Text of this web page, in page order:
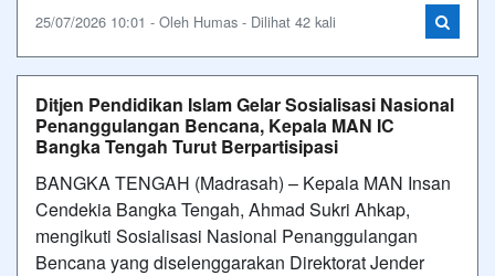
25/07/2026 10:01 - Oleh Humas - Dilihat 42 kali
Ditjen Pendidikan Islam Gelar Sosialisasi Nasional
Penanggulangan Bencana, Kepala MAN IC
Bangka Tengah Turut Berpartisipasi
BANGKA TENGAH (Madrasah) – Kepala MAN Insan
Cendekia Bangka Tengah, Ahmad Sukri Ahkap,
mengikuti Sosialisasi Nasional Penanggulangan
Bencana yang diselenggarakan Direktorat Jender